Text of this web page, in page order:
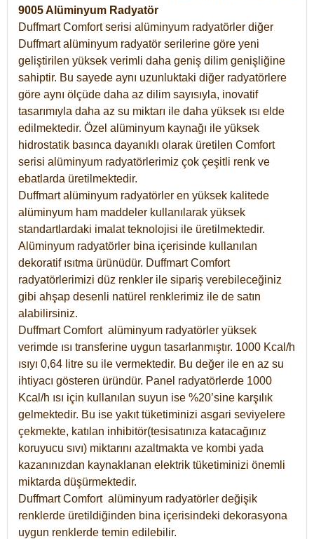
9005 Alüminyum Radyatör
Duffmart Comfort serisi alüminyum radyatörler diğer
Duffmart alüminyum radyatör serilerine göre yeni
geliştirilen yüksek verimli daha geniş dilim genişliğine
sahiptir. Bu sayede aynı uzunluktaki diğer radyatörlere
göre aynı ölçüde daha az dilim sayısıyla, inovatif
tasarımıyla daha az su miktarı ile daha yüksek ısı elde
edilmektedir. Özel alüminyum kaynağı ile yüksek
hidrostatik basınca dayanıklı olarak üretilen Comfort
serisi alüminyum radyatörlerimiz çok çeşitli renk ve
ebatlarda üretilmektedir.
Duffmart alüminyum radyatörler en yüksek kalitede
alüminyum ham maddeler kullanılarak yüksek
standartlardaki imalat teknolojisi ile üretilmektedir.
Alüminyum radyatörler bina içerisinde kullanılan
dekoratif ısıtma ürünüdür. Duffmart Comfort
radyatörlerimizi düz renkler ile sipariş verebileceğiniz
gibi ahşap desenli natürel renklerimiz ile de satın
alabilirsiniz.
Duffmart Comfort alüminyum radyatörler yüksek
verimde ısı transferine uygun tasarlanmıştır. 1000 Kcal/h
ısıyı 0,64 litre su ile vermektedir. Bu değer ile en az su
ihtiyacı gösteren üründür. Panel radyatörlerde 1000
Kcal/h ısı için kullanılan suyun ise %20’sine karşılık
gelmektedir. Bu ise yakıt tüketiminizi asgari seviyelere
çekmekte, katılan inhibitör(tesisatınıza katacağınız
koruyucu sıvı) miktarını azaltmakta ve kombi yada
kazanınızdan kaynaklanan elektrik tüketiminizi önemli
miktarda düşürmektedir.
Duffmart Comfort alüminyum radyatörler değişik
renklerde üretildiğinden bina içerisindeki dekorasyona
uygun renklerde temin edilebilir.